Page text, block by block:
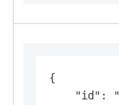
{
"id":